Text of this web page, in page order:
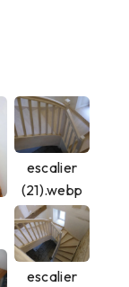
escalier
(21).webp
escalier